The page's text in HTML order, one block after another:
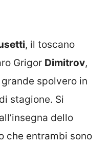
, il toscano
Grigor Dimitrov,
spolvero in
stagione. Si
dello
che entrambi sono